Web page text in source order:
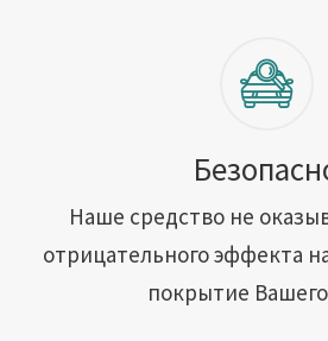
Наше средство не
отрицательного эффекта
покрытие